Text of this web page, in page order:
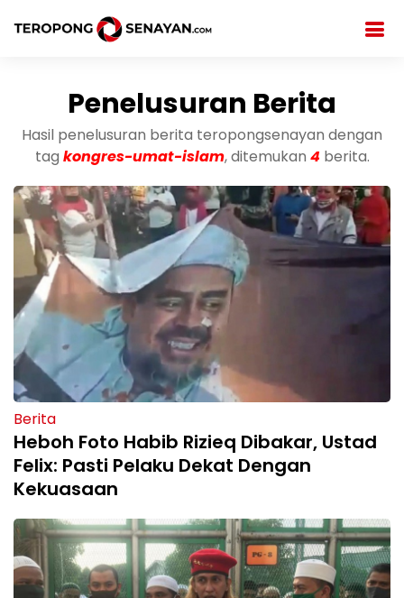
Penelusuran Berita
Hasil penelusuran berita teropongsenayan dengan
tag kongres-umat-islam, ditemukan 4 berita.
Berita
Heboh Foto Habib Rizieq Dibakar, Ustad
Felix: Pasti Pelaku Dekat Dengan
Kekuasaan